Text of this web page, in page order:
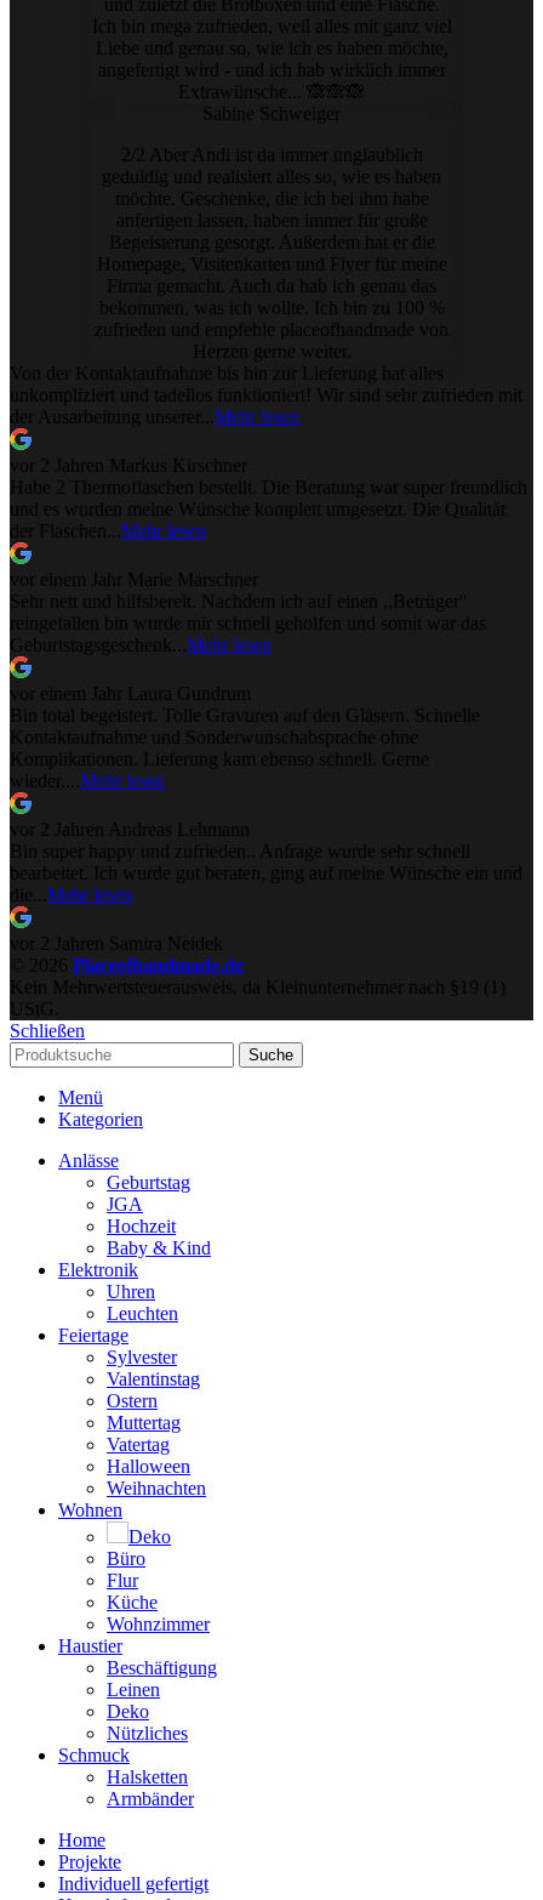
und zuletzt die Brotboxen und eine Flasche.
Ich bin mega zufrieden, weil alles mit ganz viel
Liebe und genau so, wie ich es haben möchte,
angefertigt wird - und ich hab wirklich immer
Extrawünsche... 🙈🙈🙈
Sabine Schweiger
2/2 Aber Andi ist da immer unglaublich
geduldig und realisiert alles so, wie es haben
möchte. Geschenke, die ich bei ihm habe
anfertigen lassen, haben immer für große
Begeisterung gesorgt. Außerdem hat er die
Homepage, Visitenkarten und Flyer für meine
Firma gemacht. Auch da hab ich genau das
bekommen, was ich wollte. Ich bin zu 100 %
zufrieden und empfehle placeofhandmade von
Herzen gerne weiter.
Von der Kontaktaufnahme bis hin zur Lieferung hat alles
unkompliziert und tadellos funktioniert! Wir sind sehr zufrieden mit
der Ausarbeitung unserer... Mehr lesen
vor 2 Jahren Markus Kirschner
Habe 2 Thermoflaschen bestellt. Die Beratung war super freundlich
und es wurden meine Wünsche komplett umgesetzt. Die Qualität
der Flaschen... Mehr lesen
vor einem Jahr
Marie Marschner
Sehr nett und hilfsbereit. Nachdem ich auf einen ,,Betrüger''
reingefallen bin wurde mir schnell geholfen und somit war das
Geburtstagsgeschenk... Mehr lesen
vor einem Jahr
Laura Gundrum
Bin total begeistert. Tolle Gravuren auf den Gläsern. Schnelle
Kontaktaufnahme und Sonderwunschabsprache ohne
Komplikationen. Lieferung kam ebenso schnell. Gerne
wieder.... Mehr lesen
vor 2 Jahren Andreas Lehmann
Bin super happy und zufrieden.. Anfrage wurde sehr schnell
bearbeitet. Ich wurde gut beraten, ging auf meine Wünsche ein und
die... Mehr lesen
vor 2 Jahren Samira Neidek
© 2026 Placeofhandmade.de
Kein Mehrwertsteuerausweis, da Kleinunternehmer nach §19 (1)
UStG.
Schließen
Suche
Menü
Kategorien
Anlässe
Geburtstag
JGA
Hochzeit
Baby & Kind
Elektronik
Uhren
Leuchten
Feiertage
Sylvester
Valentinstag
Ostern
Muttertag
Vatertag
Halloween
Weihnachten
Wohnen
Deko
Büro
Flur
Küche
Wohnzimmer
Haustier
Beschäftigung
Leinen
Deko
Nützliches
Schmuck
Halsketten
Armbänder
Home
Projekte
Individuell gefertigt